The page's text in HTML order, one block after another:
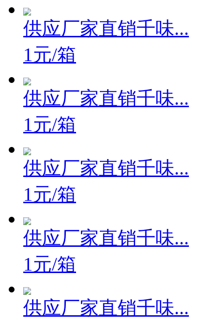
供应厂家直销千味...
1元/箱
供应厂家直销千味...
1元/箱
供应厂家直销千味...
1元/箱
供应厂家直销千味...
1元/箱
供应厂家直销千味...